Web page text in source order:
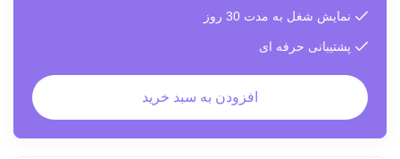
نمایش شغل به مدت 30 روز
پشتیبانی حرفه ای
افزودن به سبد خرید